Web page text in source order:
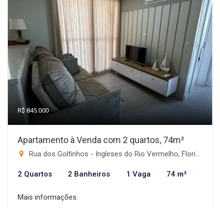
R$ 845.000
Apartamento à Venda com 2 quartos, 74m²
Rua dos Golfinhos - Ingleses do Rio Vermelho, Florianópolis-SC
2 Quartos 2 Banheiros 1 Vaga 74 m²
Mais informações